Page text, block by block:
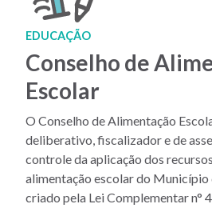
EDUCAÇÃO
Conselho de
Escolar
O Conselho de Alimentação
deliberativo, fiscalizador e de
controle da aplicação dos
alimentação escolar do
criado pela Lei Complementar n°